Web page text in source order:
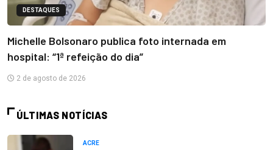
DESTAQUES
Michelle Bolsonaro publica foto internada em
hospital: “1ª refeição do dia”
2 de agosto de 2026
ÚLTIMAS NOTÍCIAS
ACRE